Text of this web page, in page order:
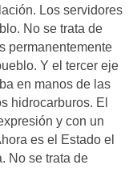
Los servidores
No se trata de
permanentemente
Y el tercer eje
en manos de las
hidrocarburos. El
y con un
es el Estado el
No se trata de